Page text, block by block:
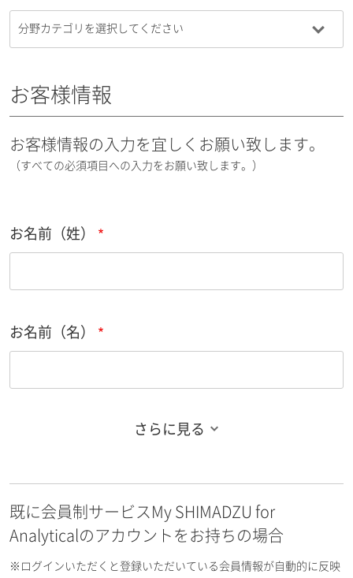
お客様情報
お客様情報の入力を宜しくお願い致します。
（すべての必須項目への入力をお願い致します。）
お名前（姓）
お名前（名）
お名前フリガナ（名）
さらに見る
既に会員制サービスMy SHIMADZU for
Analyticalのアカウントをお持ちの場合
※ログインいただくと登録いただいている会員情報が自動的に反映